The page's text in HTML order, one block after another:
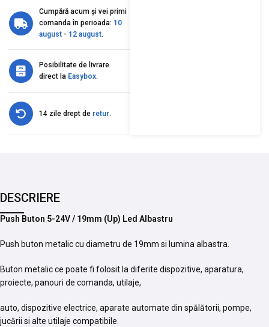
Cumpără acum și vei primi
comanda în perioada: 10
august - 12 august.
Posibilitate de livrare
direct la Easybox.
14 zile drept de retur.
DESCRIERE
Push Buton 5-24V / 19mm (Up) Led Albastru
Push buton metalic cu diametru de 19mm si lumina albastra.
Buton metalic ce poate fi folosit la diferite dispozitive, aparatura,
proiecte, panouri de comanda, utilaje,
auto, dispozitive electrice, aparate automate din spălătorii, pompe,
jucării si alte utilaje compatibile.